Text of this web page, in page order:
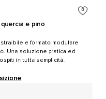
e pino
e formato modulare
Una soluzione pratica ed
in tutta semplicità.